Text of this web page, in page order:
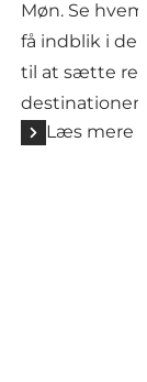
Møn. Se
få indblik i
til at sætte
Læs mere